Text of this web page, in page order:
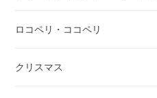
ロコペリ・ココペリ
クリスマス